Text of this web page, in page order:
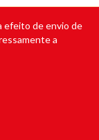
efeito de envio de
a